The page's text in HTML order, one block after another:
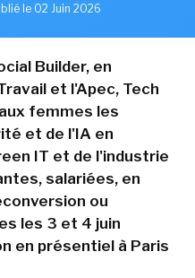
le 02 Juin 2026
Builder, en
et l'Apec, Tech
femmes les
et de l'IA en
IT et de l'industrie
salariées, en
ou
les 3 et 4 juin
en présentiel à Paris